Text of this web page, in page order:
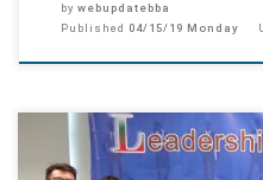
by webupdatebba
Published 04/15/19 Monday